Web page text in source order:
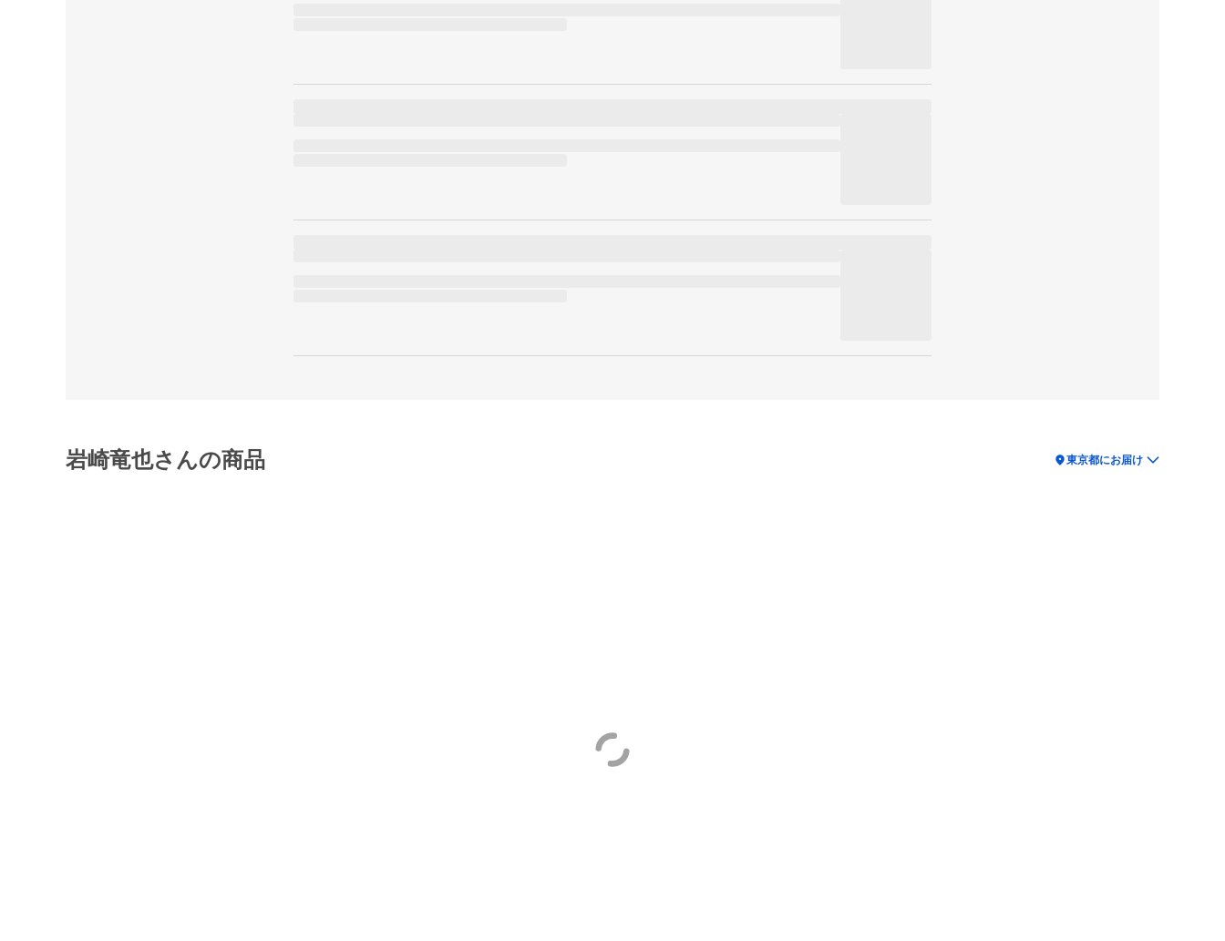
岩崎竜也さんの商品 location_on東京都にお届け